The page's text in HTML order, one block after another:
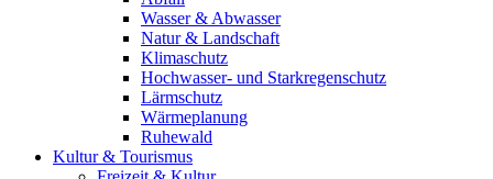
Wasser & Abwasser
Natur & Landschaft
Klimaschutz
Hochwasser- und Starkregenschutz
Lärmschutz
Wärmeplanung
Ruhewald
Kultur & Tourismus